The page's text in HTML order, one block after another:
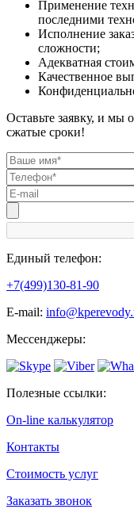
Применение
последними
Исполнение
сложности;
Адекватная
Качественное
Оставьте заявку, и
сжатые сроки!
Единый телефон:
+7(499)130-81-90
Е-mail:
Мессенджеры:
Полезные ссылки:
On-line калькулятор
Контакты
Стоимость услуг
Заказать звонок